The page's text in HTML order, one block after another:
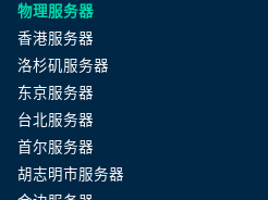
物理服务器
香港服务器
洛杉矶服务器
东京服务器
台北服务器
首尔服务器
胡志明市服务器